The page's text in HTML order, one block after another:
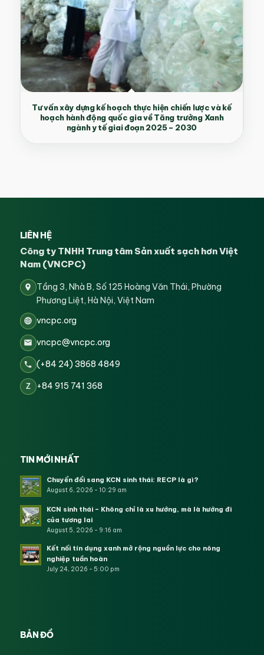
Tư vấn xây dựng kế hoạch thực hiện chiến lược và kế
hoạch hành động quốc gia về Tăng trưởng Xanh
ngành y tế giai đoạn 2025 – 2030
LIÊN HỆ
Công ty TNHH Trung tâm Sản xuất sạch hơn Việt
Nam (VNCPC)
Tầng 3, Nhà B, Số 125 Hoàng Văn Thái, Phường
Phương Liệt, Hà Nội, Việt Nam
vncpc.org
vncpc@vncpc.org
(+84 24) 3868 4849
Z +84 915 741 368
TIN MỚI NHẤT
Chuyển đổi sang KCN sinh thái: RECP là gì?
August 6, 2026 - 10:29 am
KCN sinh thái – Không chỉ là xu hướng, mà là hướng đi
của tương lai
August 5, 2026 - 9:16 am
Kết nối tín dụng xanh mở rộng nguồn lực cho nông
nghiệp tuần hoàn
July 24, 2026 - 5:00 pm
BẢN ĐỒ